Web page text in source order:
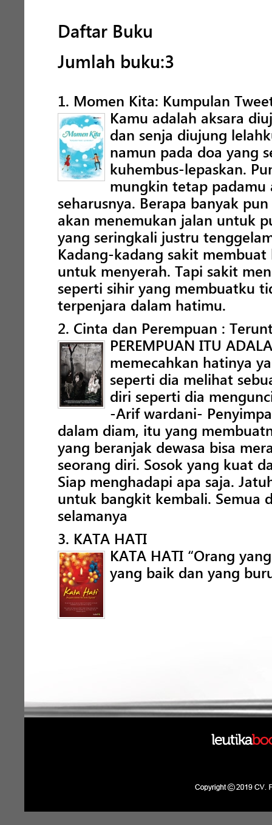
Daftar Buku
Jumlah buku:3
1. Momen Kita: Kumpulan
Kamu adalah aksara
dan senja diujung
namun pada doa yang
kuhembus-lepaskan.
mungkin tetap padamu
seharusnya. Berapa banyak
akan menemukan jalan untuk
yang seringkali justru
Kadang-kadang sakit
untuk menyerah. Tapi sakit
seperti sihir yang membuatku
terpenjara dalam hatimu.
2. Cinta dan Perempuan :
PEREMPUAN ITU
memecahkan hatinya
seperti dia melihat
diri seperti dia
-Arif wardani-
dalam diam, itu yang
yang beranjak dewasa bisa
seorang diri. Sosok yang kuat
Siap menghadapi apa saja.
untuk bangkit kembali. Semua
selamanya
3. KATA HATI
KATA HATI “Orang
yang baik dan yang